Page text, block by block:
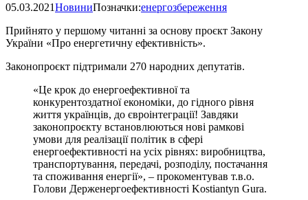
05.03.2021НовиниПозначки:енергозбереження
Прийнято у першому читанні за основу проєкт Закону
України «Про енергетичну ефективність».
Законопроєкт підтримали 270 народних депутатів.
«Це крок до енергоефективної та
конкурентоздатної економіки, до гідного рівня
життя українців, до євроінтеграції! Завдяки
законопроєкту встановлюються нові рамкові
умови для реалізації політик в сфері
енергоефективності на усіх рівнях: виробництва,
транспортування, передачі, розподілу, постачання
та споживання енергії», – прокоментував т.в.о.
Голови Держенергоефективності Kostiantyn Gura.